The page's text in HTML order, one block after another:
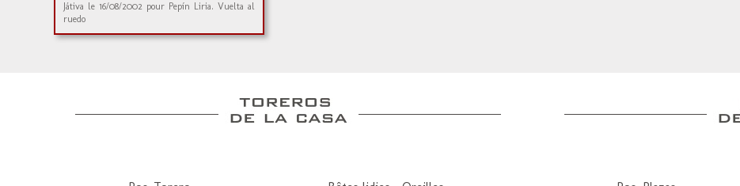
Játiva le 16/08/2002 pour Pepín Liria. Vuelta al
ruedo